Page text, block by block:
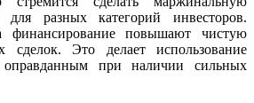
для разных категорий инвесторов.
финансирование повышают чистую
сделок. Это делает использование
оправданным при наличии сильных